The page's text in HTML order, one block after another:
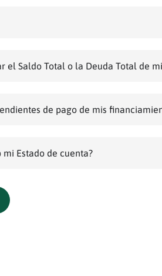
el Saldo Total o la Deuda Total de
de pago de mis
Estado de cuenta?